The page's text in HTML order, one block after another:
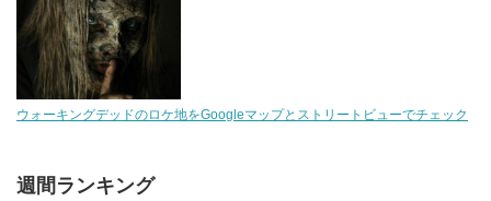
ウォーキングデッドのロケ地をGoogleマップとストリートビューでチェック
週間ランキング